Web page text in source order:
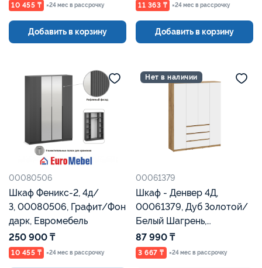
10 455 ₸ ×24 мес в рассрочку
Добавить в корзину
11 363 ₸ ×24 мес в рассрочку
Добавить в корзину
00080506
Шкаф Феникс-2, 4д/
З, 00080506, Графит/Фон
дарк, Евромебель
250 900 ₸
10 455 ₸ ×24 мес в рассрочку
Нет в наличии
00061379
Шкаф - Денвер 4Д,
00061379, Дуб Золотой/
Белый Шагрень,
Евромебель
87 990 ₸
3 667 ₸ ×24 мес в рассрочку